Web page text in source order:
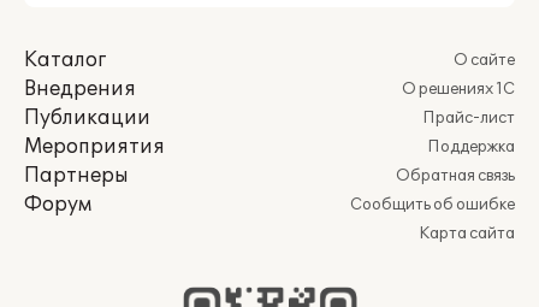
Каталог
Внедрения
Публикации
Мероприятия
Партнеры
Форум
О сайте
О решениях 1С
Прайс-лист
Поддержка
Обратная связь
Сообщить об ошибке
Карта сайта